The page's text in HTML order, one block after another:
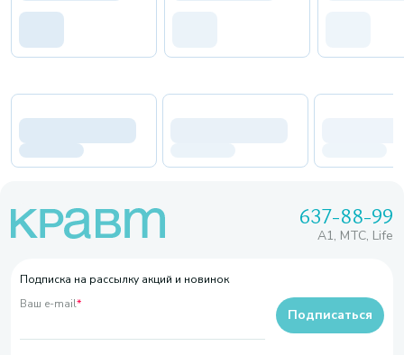
637-88-99
A1, МТС, Life
Подписка на рассылку акций и новинок
Ваш e-mail*
Подписаться